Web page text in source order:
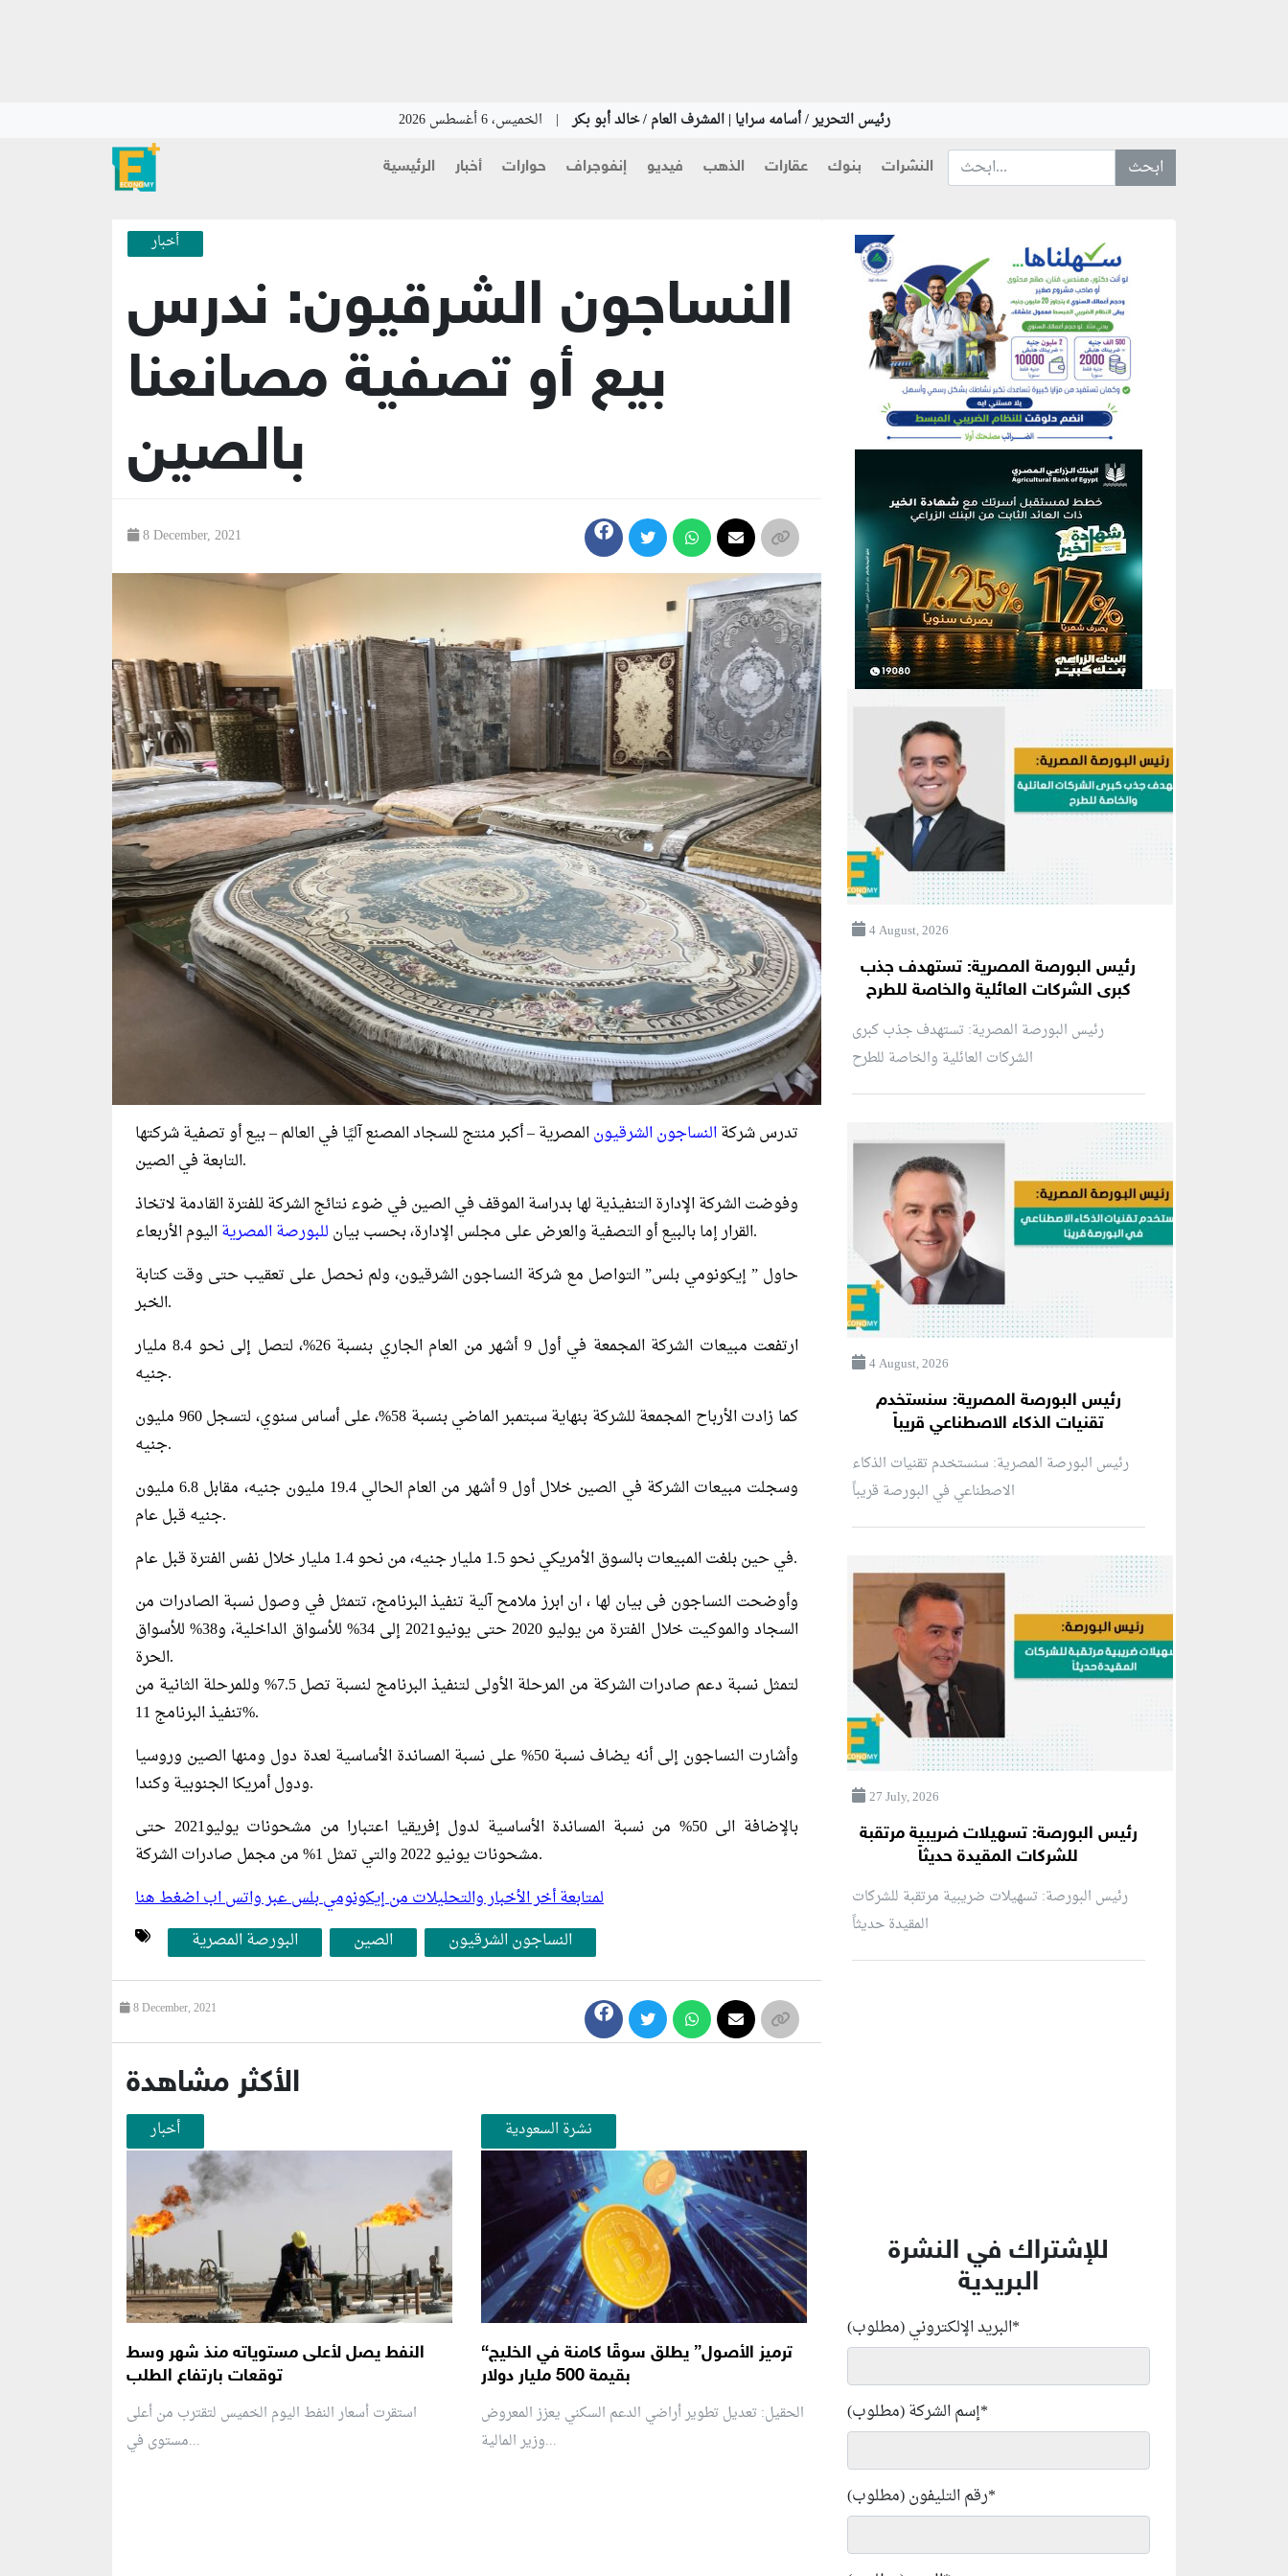
رئيس التحرير / أسامه سرايا | المشرف العام / خالد أبو بكر | الخميس، 6 أغسطس 2026
الرئيسية أخبار حوارات إنفوجراف فيديو الذهب عقارات بنوك النشرات ابحث عن... :
أخبار
النساجون الشرقيون: ندرس
بيع أو تصفية مصانعنا
بالصين
8 December, 2021
تدرس شركةالنساجون الشرقيونالمصرية – أكبر منتج للسجاد المصنع آليًا في العالم – بيع أو تصفية شركتها
التابعة في الصين.
وفوضت الشركة الإدارة التنفيذية لها بدراسة الموقف في الصين في ضوء نتائج الشركة للفترة القادمة لاتخاذ
القرار إما بالبيع أو التصفية والعرض على مجلس الإدارة، بحسب بيان للبورصة المصرية
اليوم الأربعاء.
حاول ” إيكونومي بلس” التواصل مع شركة النساجون الشرقيون، ولم نحصل على تعقيب حتى وقت كتابة
الخبر.
ارتفعت مبيعات الشركة المجمعة في أول 9 أشهر من العام الجاري بنسبة 26%، لتصل إلى نحو 8.4 مليار
جنيه.
كما زادت الأرباح المجمعة للشركة بنهاية سبتمبر الماضي بنسبة 58%، على أساس سنوي، لتسجل 960 مليون
جنيه.
وسجلت مبيعات الشركة في الصين خلال أول 9 أشهر من العام الحالي 19.4 مليون جنيه، مقابل 6.8 مليون
جنيه قبل عام.
في حين بلغت المبيعات بالسوق الأمريكي نحو 1.5 مليار جنيه، من نحو 1.4 مليار خلال نفس الفترة قبل عام.
وأوضحت النساجون فى بيان لها ، ان ابرز ملامح آلية تنفيذ البرنامج، تتمثل في وصول نسبة الصادرات من
السجاد والموكيت خلال الفترة من يوليو 2020 حتى يونيو2021 إلى 34% للأسواق الداخلية، و38% للأسواق
الحرة.
لتمثل نسبة دعم صادرات الشركة من المرحلة الأولى لتنفيذ البرنامج لنسبة تصل 7.5% وللمرحلة الثانية من
تنفيذ البرنامج 11%.
وأشارت النساجون إلى أنه يضاف نسبة 50% على نسبة المساندة الأساسية لعدة دول ومنها الصين وروسيا
ودول أمريكا الجنوبية وكندا.
بالإضافة الى 50% من نسبة المساندة الأساسية لدول إفريقيا اعتبارا من مشحونات يوليو2021 حتى
مشحونات يونيو 2022 والتي تمثل 1% من مجمل صادرات الشركة.
لمتابعة أخر الأخبار والتحليلات من إيكونومي بلس عبر واتس اب اضغط هنا
البورصة المصرية
الصين النساجون الشرقيون
8 December, 2021
الأكثر مشاهدة
أخبار
النفط يصل لأعلى مستوياته منذ شهر وسط
توقعات بارتفاع الطلب
استقرت أسعار النفط اليوم الخميس لتقترب من أعلى
مستوى في...
نشرة السعودية
“ترميز الأصول” يطلق سوقًا كامنة في الخليج
بقيمة 500 مليار دولار
الحقيل: تعديل تطوير أراضي الدعم السكني يعزز المعروض
وزير المالية...
منطقة إعلانية
منطقة إعلانية
4 August, 2026
رئيس البورصة المصرية: تستهدف جذب
كبرى الشركات العائلية والخاصة للطرح
رئيس البورصة المصرية: تستهدف جذب كبرى
الشركات العائلية والخاصة للطرح
4 August, 2026
رئيس البورصة المصرية: سنستخدم
تقنيات الذكاء الاصطناعي قريباً
رئيس البورصة المصرية: سنستخدم تقنيات الذكاء
الاصطناعي في البورصة قريباً
27 July, 2026
رئيس البورصة: تسهيلات ضريبية مرتقبة
للشركات المقيدة حديثاً
رئيس البورصة: تسهيلات ضريبية مرتقبة للشركات
للإشتراك في النشرة
البريدية
البريد الإلكتروني (مطلوب)*
إسم الشركة (مطلوب)*
رقم التليفون (مطلوب)*